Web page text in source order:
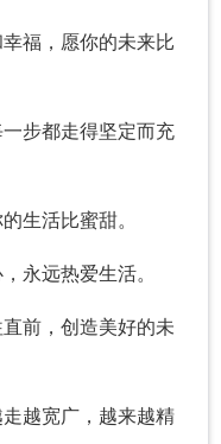
福，愿你的未来比
步都走得坚定而充
生活比蜜甜。
永远热爱生活。
前，创造美好的未
越宽广，越来越精